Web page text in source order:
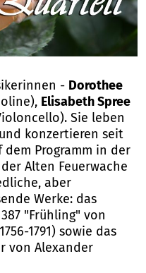
- Dorothee
Elisabeth Spree
Sie leben
konzertieren seit
Programm in der
Alten Feuerwache
aber
Werke: das
"Frühling" von
1791) sowie das
von Alexander